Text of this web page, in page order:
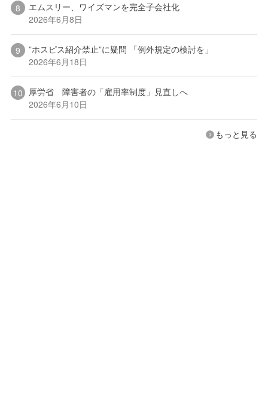
エムスリー、ワイズマンを完全子会社化
2026年6月8日
”ホスピス紹介禁止”に疑問 「例外規定の検討を」
2026年6月18日
厚労省 障害者の「雇用率制度」見直しへ
2026年6月10日
もっと見る